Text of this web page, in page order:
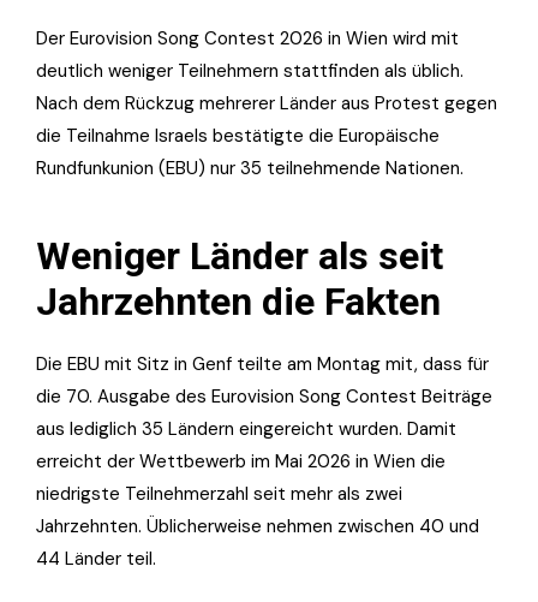
Der Eurovision Song Contest 2026 in Wien wird mit
deutlich weniger Teilnehmern stattfinden als üblich.
Nach dem Rückzug mehrerer Länder aus Protest gegen
die Teilnahme Israels bestätigte die Europäische
Rundfunkunion (EBU) nur 35 teilnehmende Nationen.
Weniger Länder als seit
Jahrzehnten die Fakten
Die EBU mit Sitz in Genf teilte am Montag mit, dass für
die 70. Ausgabe des Eurovision Song Contest Beiträge
aus lediglich 35 Ländern eingereicht wurden. Damit
erreicht der Wettbewerb im Mai 2026 in Wien die
niedrigste Teilnehmerzahl seit mehr als zwei
Jahrzehnten. Üblicherweise nehmen zwischen 40 und
44 Länder teil.